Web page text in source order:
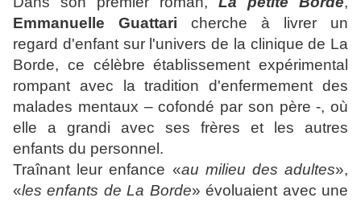
Emmanuelle Guattari cherche à livrer un
regard d'enfant sur l'univers de la clinique de La
Borde, ce célèbre établissement expérimental
rompant avec la tradition d'enfermement des
malades mentaux – cofondé par son père -, où
elle a grandi avec ses frères et les autres
enfants du personnel.
Traînant leur enfance «au milieu des adultes»,
«les enfants de La Borde» évoluaient avec une